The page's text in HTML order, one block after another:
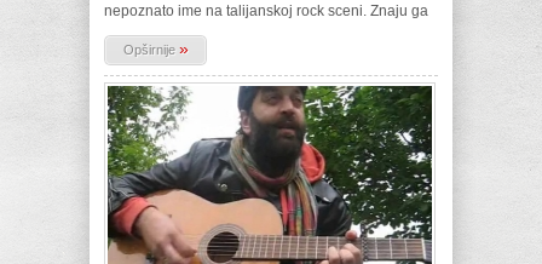
nepoznato ime na talijanskoj rock sceni. Znaju ga
Opširnije »